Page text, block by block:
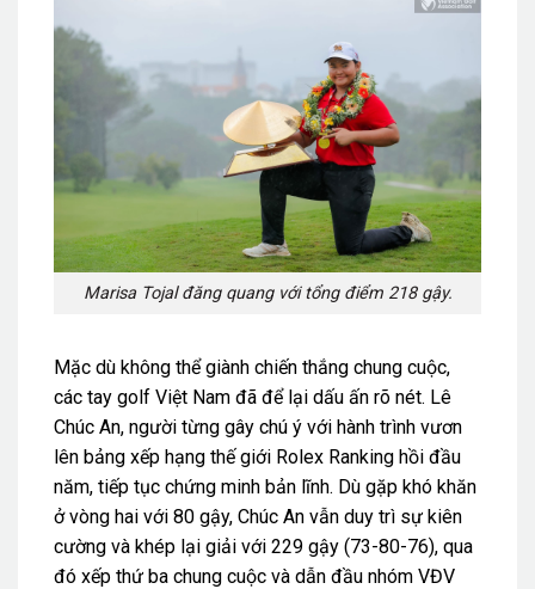
Marisa Tojal đăng quang với tổng điểm 218 gậy.
Mặc dù không thể giành chiến thắng chung cuộc,
các tay golf Việt Nam đã để lại dấu ấn rõ nét. Lê
Chúc An, người từng gây chú ý với hành trình vươn
lên bảng xếp hạng thế giới Rolex Ranking hồi đầu
năm, tiếp tục chứng minh bản lĩnh. Dù gặp khó khăn
ở vòng hai với 80 gậy, Chúc An vẫn duy trì sự kiên
cường và khép lại giải với 229 gậy (73-80-76), qua
đó xếp thứ ba chung cuộc và dẫn đầu nhóm VĐV